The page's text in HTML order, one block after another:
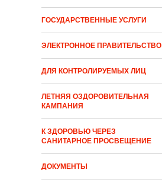
ГОСУДАРСТВЕННЫЕ УСЛУГИ
ЭЛЕКТРОННОЕ ПРАВИТЕЛЬСТВО
ДЛЯ КОНТРОЛИРУЕМЫХ ЛИЦ
ЛЕТНЯЯ ОЗДОРОВИТЕЛЬНАЯ
КАМПАНИЯ
К ЗДОРОВЬЮ ЧЕРЕЗ
САНИТАРНОЕ ПРОСВЕЩЕНИЕ
ДОКУМЕНТЫ